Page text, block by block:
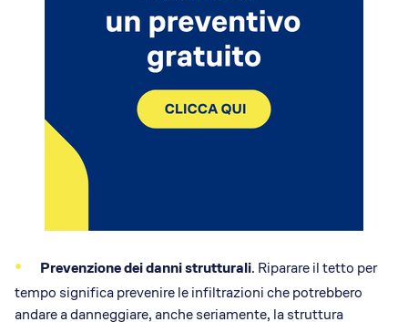
Prevenzione dei danni strutturali. Riparare il tetto per
tempo significa prevenire le infiltrazioni che potrebbero
andare a danneggiare, anche seriamente, la struttura